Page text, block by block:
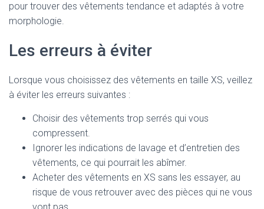
pour trouver des vêtements tendance et adaptés à votre
morphologie.
Les erreurs à éviter
Lorsque vous choisissez des vêtements en taille XS, veillez
à éviter les erreurs suivantes :
Choisir des vêtements trop serrés qui vous
compressent.
Ignorer les indications de lavage et d’entretien des
vêtements, ce qui pourrait les abîmer.
Acheter des vêtements en XS sans les essayer, au
risque de vous retrouver avec des pièces qui ne vous